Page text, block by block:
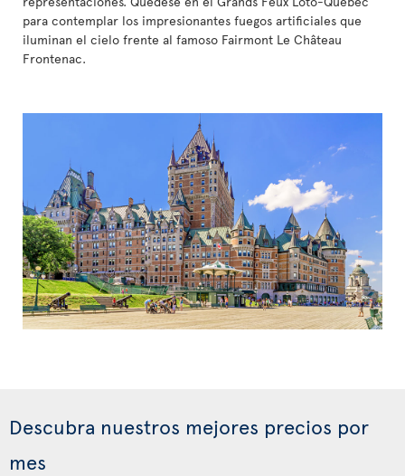
para contemplar los impresionantes fuegos artificiales que
iluminan el cielo frente al famoso Fairmont Le Château
Frontenac.
Descubra nuestros mejores precios por
mes